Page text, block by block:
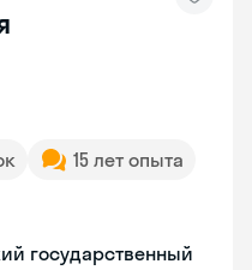
15 лет опыта
государственный